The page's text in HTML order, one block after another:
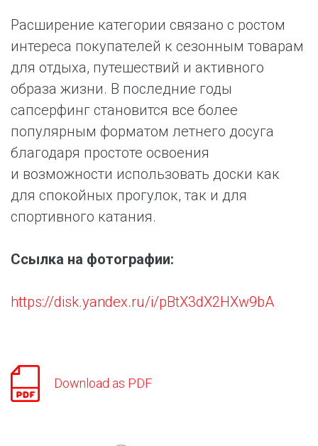
Расширение категории связано с ростом
интереса покупателей к сезонным товарам
для отдыха, путешествий и активного
образа жизни. В последние годы
сапсерфинг становится все более
популярным форматом летнего досуга
благодаря простоте освоения
и возможности использовать доски как
для спокойных прогулок, так и для
спортивного катания.
Ссылка на фотографии:
https://disk.yandex.ru/i/pBtX3dX2HXw9bA
Download as PDF